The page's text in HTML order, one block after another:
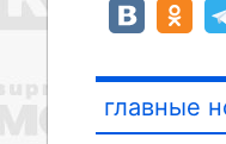
главные